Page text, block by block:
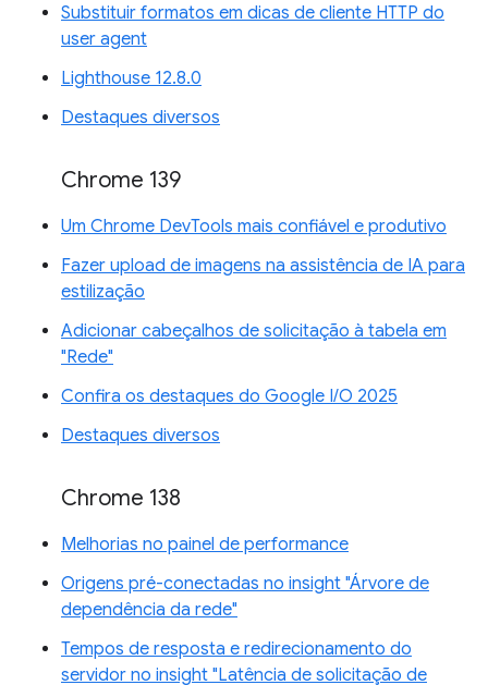
Substituir formatos em dicas de cliente HTTP do
user agent
Lighthouse 12.8.0
Destaques diversos
Chrome 139
Um Chrome DevTools mais confiável e produtivo
Fazer upload de imagens na assistência de IA para
estilização
Adicionar cabeçalhos de solicitação à tabela em
"Rede"
Confira os destaques do Google I/O 2025
Destaques diversos
Chrome 138
Melhorias no painel de performance
Origens pré-conectadas no insight "Árvore de
dependência da rede"
Tempos de resposta e redirecionamento do
servidor no insight "Latência de solicitação de